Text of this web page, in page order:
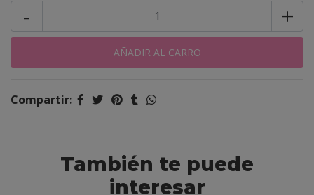
+
-
Compartir:
También te puede
interesar